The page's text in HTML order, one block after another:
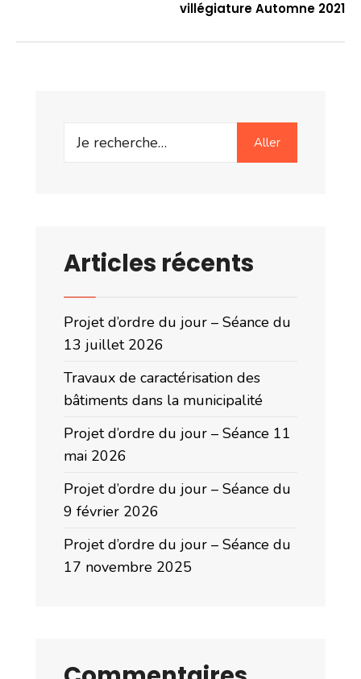
villégiature Automne 2021
Search
Aller
Articles récents
Projet d’ordre du jour – Séance du
13 juillet 2026
Travaux de caractérisation des
bâtiments dans la municipalité
Projet d’ordre du jour – Séance 11
mai 2026
Projet d’ordre du jour – Séance du
9 février 2026
Projet d’ordre du jour – Séance du
17 novembre 2025